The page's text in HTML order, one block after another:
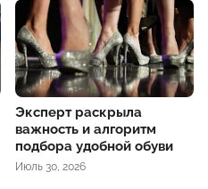
Эксперт раскрыла
важность и алгоритм
подбора удобной обуви
Июль 30, 2026